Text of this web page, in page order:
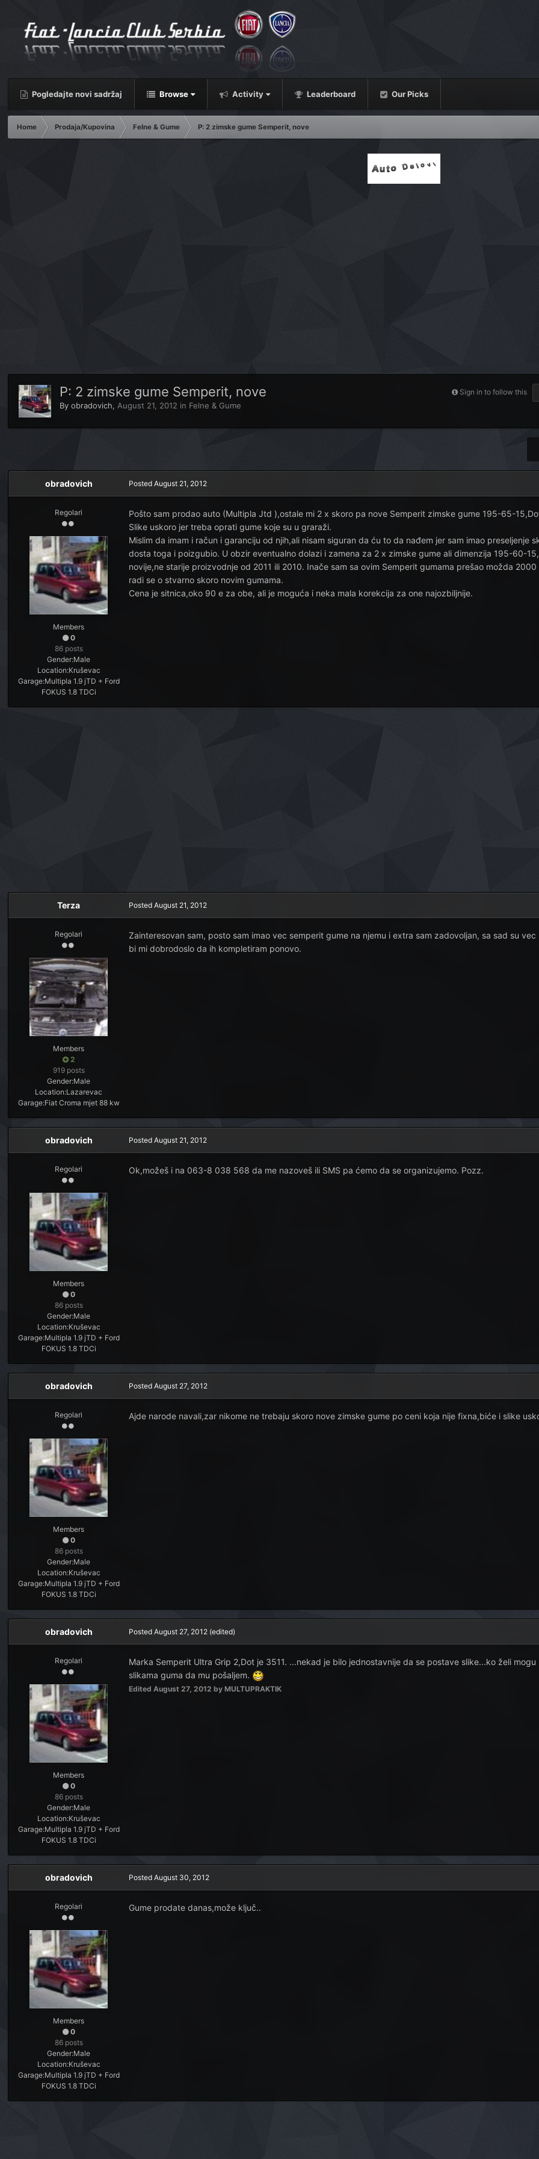
Pogledajte novi sadržaj Browse Activity Leaderboard Our Picks
Home Prodaja/Kupovina Felne & Gume P: 2 zimske gume Semperit, nove
Sign in to follow this
P: 2 zimske gume Semperit, nove
Byobradovich, August 21, 2012 in Felne & Gume
obradovich
Regolari
Members
0
86 posts
Gender:Male
Location:Kruševac
Garage:Multipla 1.9 jTD + Ford
FOKUS 1.8 TDCi
PostedAugust 21, 2012
Pošto sam prodao auto (Multipla Jtd ),ostale mi 2 x skoro pa nove Semperit zimske gume 195-65-
Slike uskoro jer treba oprati gume koje su u graraži.
Mislim da imam i račun i garanciju od njih,ali nisam siguran da ću to da nađem jer sam imao preseljenje
dosta toga i poizgubio. U obzir eventualno dolazi i zamena za 2 x zimske gume ali dimenzija 195-60-
novije,ne starije proizvodnje od 2011 ili 2010. Inače sam sa ovim Semperit gumama prešao možda
radi se o stvarno skoro novim gumama.
Cena je sitnica,oko 90 e za obe, ali je moguća i neka mala korekcija za one najozbiljnije.
Terza
Regolari
Members
2
919 posts
Gender:Male
Location:Lazarevac
Garage:Fiat Croma mjet 88 kw
PostedAugust 21, 2012
Zainteresovan sam, posto sam imao vec semperit gume na njemu i extra sam zadovoljan, sa sad su
bi mi dobrodoslo da ih kompletiram ponovo.
obradovich
Regolari
Members
0
86 posts
Gender:Male
Location:Kruševac
Garage:Multipla 1.9 jTD + Ford
FOKUS 1.8 TDCi
PostedAugust 21, 2012
Ok,možeš i na 063-8 038 568 da me nazoveš ili SMS pa ćemo da se organizujemo. Pozz.
obradovich
Regolari
Members
0
86 posts
Gender:Male
Location:Kruševac
Garage:Multipla 1.9 jTD + Ford
FOKUS 1.8 TDCi
PostedAugust 27, 2012
Ajde narode navali,zar nikome ne trebaju skoro nove zimske gume po ceni koja nije fixna,biće i slike
obradovich
Regolari
Members
0
86 posts
Gender:Male
Location:Kruševac
Garage:Multipla 1.9 jTD + Ford
FOKUS 1.8 TDCi
PostedAugust 27, 2012 (edited)
Marka Semperit Ultra Grip 2,Dot je 3511. ...nekad je bilo jednostavnije da se postave slike...ko želi mogu
slikama guma da mu pošaljem.
EditedAugust 27, 2012 by MULTUPRAKTIK
obradovich
Regolari
Members
0
86 posts
Gender:Male
Location:Kruševac
Garage:Multipla 1.9 jTD + Ford
FOKUS 1.8 TDCi
PostedAugust 30, 2012
Gume prodate danas,može ključ..